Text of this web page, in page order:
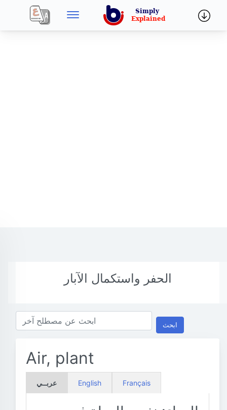
الحفر واستكمال الآبار
ابحث
Air, plant
عربــي English Français